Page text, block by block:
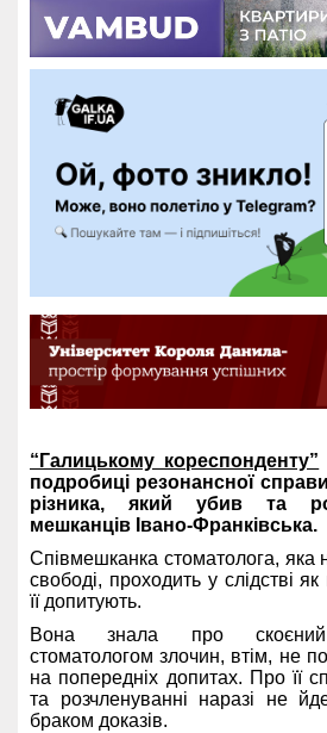
“Галицькому кореспонденту”
подробиці резонансної
різника, який убив та
мешканців Івано-Франківська.
Співмешканка стоматолога, яка
свободі, проходить у слідстві
її допитують.
Вона знала про скоєний
стоматологом злочин, втім, не
на попередніх допитах. Про її
та розчленуванні наразі не
браком доказів.